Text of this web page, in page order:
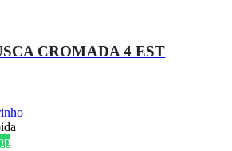
CROMADA 4 EST